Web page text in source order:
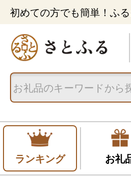
初めての方でも簡単！ふ
ランキング お礼